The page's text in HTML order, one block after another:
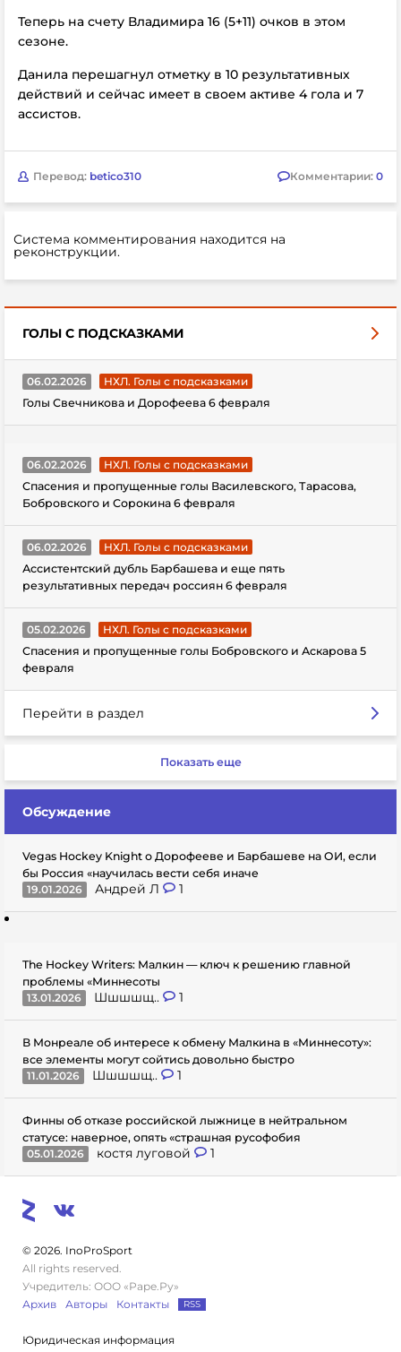
Теперь на счету Владимира 16 (5+11) очков в этом
сезоне.
Данила перешагнул отметку в 10 результативных
действий и сейчас имеет в своем активе 4 гола и 7
ассистов.
Перевод: betico310 Комментарии: 0
Система комментирования находится на
реконструкции.
ГОЛЫ С ПОДСКАЗКАМИ
06.02.2026
НХЛ. Голы с подсказками
Голы Свечникова и Дорофеева 6 февраля
06.02.2026
НХЛ. Голы с подсказками
Спасения и пропущенные голы Василевского, Тарасова,
Бобровского и Сорокина 6 февраля
06.02.2026
НХЛ. Голы с подсказками
Ассистентский дубль Барбашева и еще пять
результативных передач россиян 6 февраля
05.02.2026
НХЛ. Голы с подсказками
Спасения и пропущенные голы Бобровского и Аскарова 5
февраля
Перейти в раздел
Показать еще
Обсуждение
Vegas Hockey Knight о Дорофееве и Барбашеве на ОИ, если
бы Россия «научилась вести себя иначе
19.01.2026
Андрей Л 1
The Hockey Writers: Малкин — ключ к решению главной
проблемы «Миннесоты
13.01.2026
Шшшшщ.. 1
В Монреале об интересе к обмену Малкина в «Миннесоту»:
все элементы могут сойтись довольно быстро
11.01.2026
Шшшшщ.. 1
Финны об отказе российской лыжнице в нейтральном
статусе: наверное, опять «страшная русофобия
05.01.2026
костя луговой 1
© 2026. InoProSport
All rights reserved.
Учредитель: ООО «Раре.Ру»
Архив
Авторы Контакты RSS
Юридическая информация